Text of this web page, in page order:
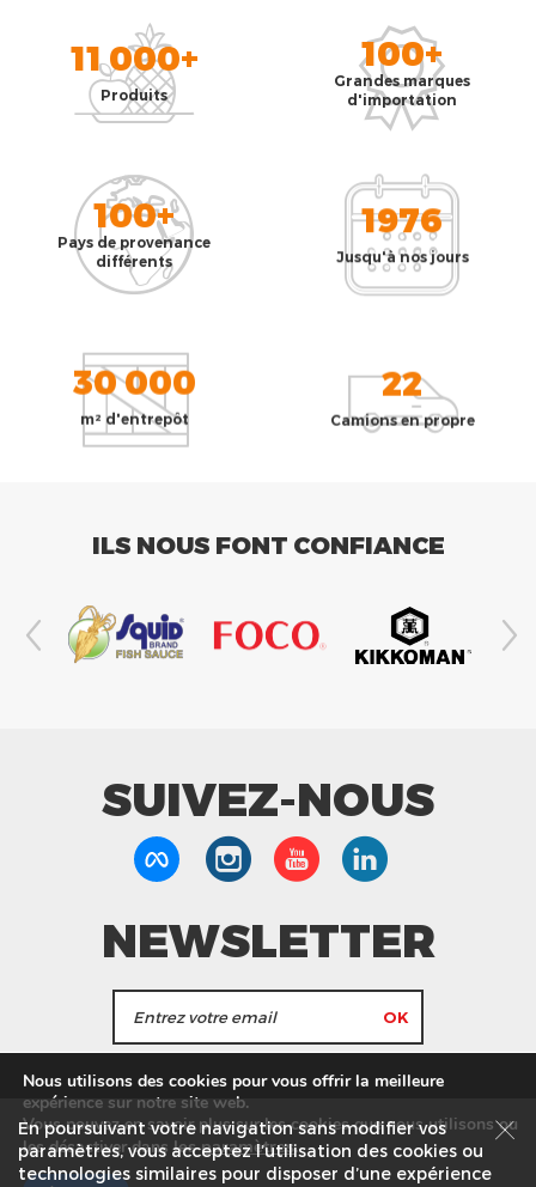
11 000+
Produits
100+
Grandes marques
d'importation
100+
Pays de provenance
différents
1976
Jusqu'à nos jours
30 000
m² d'entrepôt
22
Camions en propre
ILS NOUS FONT CONFIANCE
SUIVEZ-NOUS
NEWSLETTER
J'accepte de recevoir les actualités et les
informations de Tang Frères.
Nos Magasins Service commercial
Recrutement
Plan du site
Mentions légales
En poursuivant votre navigation sans modifier vos
paramètres, vous acceptez l’utilisation des cookies ou
technologies similaires pour disposer d’une expérience
Nous utilisons des cookies pour vous offrir la meilleure
expérience sur notre site web.
Vous pouvez en savoir plus sur les cookies que nous utilisons ou
les désactiver dans lesparamètres.